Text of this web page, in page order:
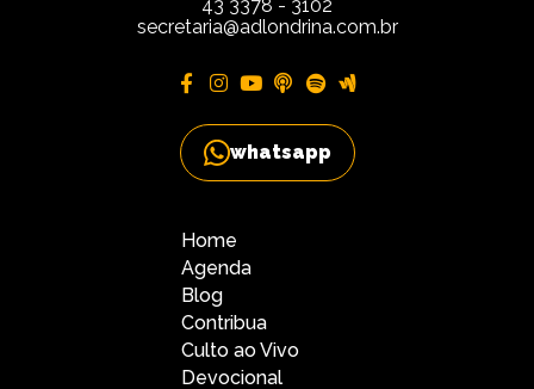
43 3378 - 3102
secretaria@adlondrina.com.br
whatsapp
Home
Agenda
Blog
Contribua
Culto ao Vivo
Devocional